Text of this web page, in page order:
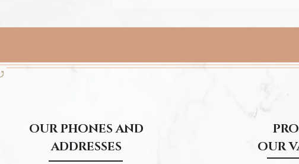
OUR PHONES AND
ADDRESSES
OUR